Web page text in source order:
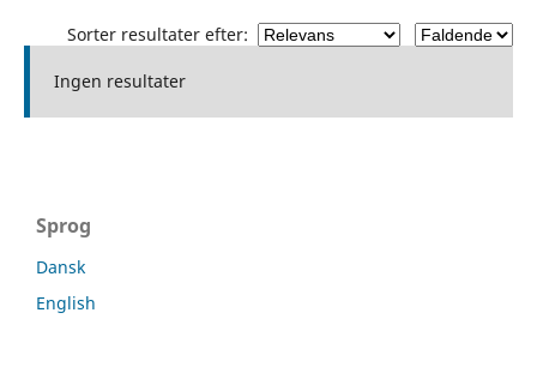
Sorter resultater efter:
Ingen resultater
Sprog
Dansk
English